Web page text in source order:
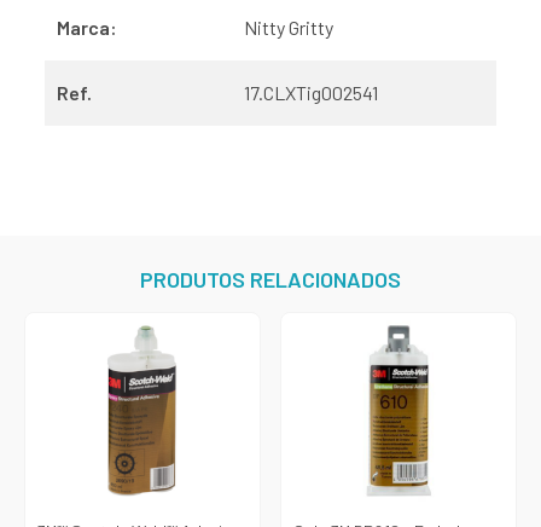
Marca: Nitty Gritty
Ref. 17.CLXTig002541
PRODUTOS RELACIONADOS